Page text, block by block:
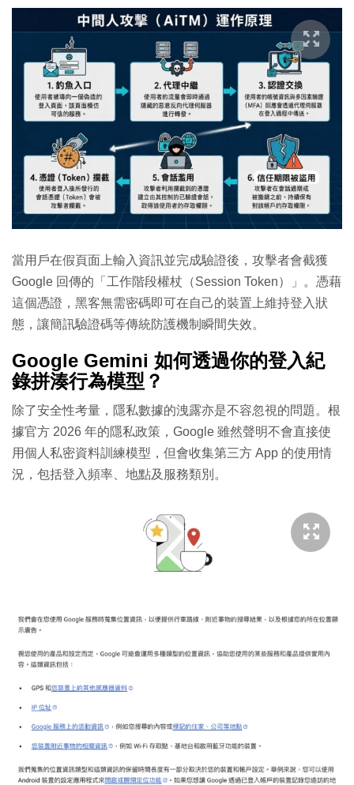
當用戶在假頁面上輸入資訊並完成驗證後，攻擊者會截獲
Google 回傳的「工作階段權杖（Session Token）」。憑藉
這個憑證，黑客無需密碼即可在自己的裝置上維持登入狀
態，讓簡訊驗證碼等傳統防護機制瞬間失效。
Google Gemini 如何透過你的登入紀
錄拼湊行為模型？
除了安全性考量，隱私數據的洩露亦是不容忽視的問題。根
據官方 2026 年的隱私政策，Google 雖然聲明不會直接使
用個人私密資料訓練模型，但會收集第三方 App 的使用情
況，包括登入頻率、地點及服務類別。